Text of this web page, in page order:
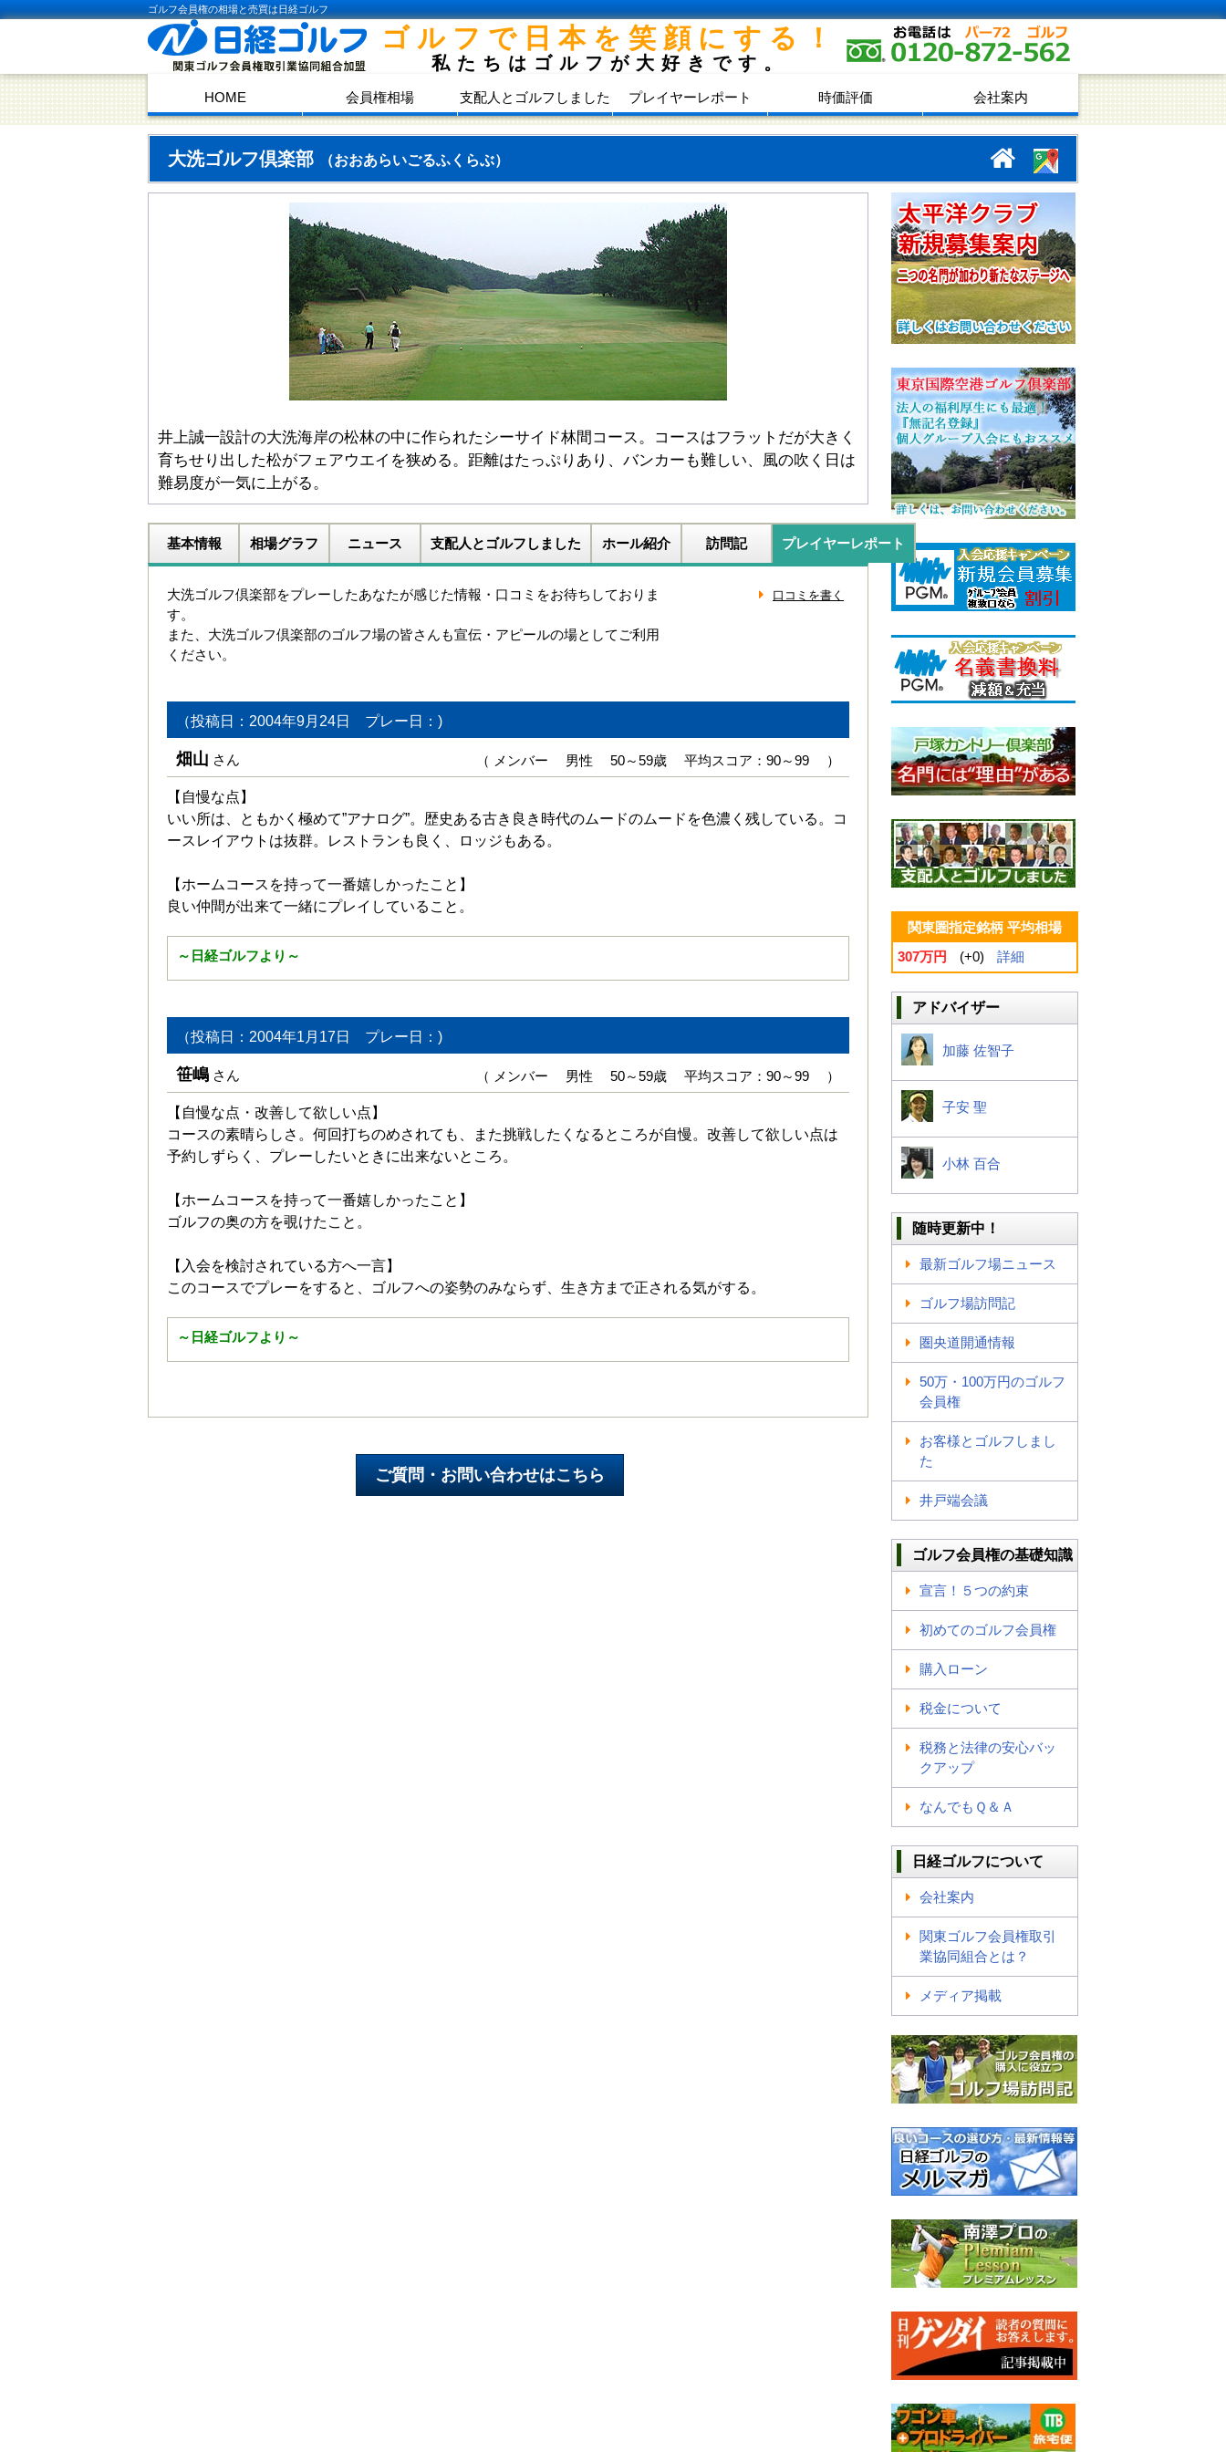
ゴルフ会員権の相場と売買は日経ゴルフ
ゴルフで日本を笑顔にする！
私たちはゴルフが大好きです。
HOME 会員権相場 支配人とゴルフしました プレイヤーレポート 時価評価 会社案内
大洗ゴルフ倶楽部 （おおあらいごるふくらぶ）
井上誠一設計の大洗海岸の松林の中に作られたシーサイド林間コース。コースはフラットだが大きく
育ちせり出した松がフェアウエイを狭める。距離はたっぷりあり、バンカーも難しい、風の吹く日は
難易度が一気に上がる。
基本情報 相場グラフ ニュース 支配人とゴルフしました ホール紹介 訪問記 プレイヤーレポート
大洗ゴルフ倶楽部をプレーしたあなたが感じた情報・口コミをお待ちしておりま
す。
また、大洗ゴルフ倶楽部のゴルフ場の皆さんも宣伝・アピールの場としてご利用
ください。
（投稿日：2004年9月24日 プレー日：)
畑山 さん （ メンバー 男性 50～59歳 平均スコア：90～99 ）
【自慢な点】
いい所は、ともかく極めて”アナログ”。歴史ある古き良き時代のムードのムードを色濃く残している。コ
ースレイアウトは抜群。レストランも良く、ロッジもある。
【ホームコースを持って一番嬉しかったこと】
良い仲間が出来て一緒にプレイしていること。
～日経ゴルフより～
（投稿日：2004年1月17日 プレー日：)
笹嶋 さん （ メンバー 男性 50～59歳 平均スコア：90～99 ）
【自慢な点・改善して欲しい点】
コースの素晴らしさ。何回打ちのめされても、また挑戦したくなるところが自慢。改善して欲しい点は
予約しずらく、プレーしたいときに出来ないところ。
【ホームコースを持って一番嬉しかったこと】
ゴルフの奥の方を覗けたこと。
【入会を検討されている方へ一言】
このコースでプレーをすると、ゴルフへの姿勢のみならず、生き方まで正される気がする。
～日経ゴルフより～
関東圏指定銘柄 平均相場
307万円
(+0) 詳細
アドバイザー
加藤 佐智子
子安 聖
小林 百合
随時更新中！
最新ゴルフ場ニュース
ゴルフ場訪問記
圏央道開通情報
50万・100万円のゴルフ
会員権
お客様とゴルフしまし
た
井戸端会議
ゴルフ会員権の基礎知識
宣言！５つの約束
初めてのゴルフ会員権
購入ローン
税金について
税務と法律の安心バッ
クアップ
なんでもＱ＆Ａ
日経ゴルフについて
会社案内
関東ゴルフ会員権取引
業協同組合とは？
メディア掲載